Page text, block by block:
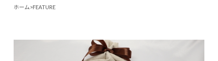
ホーム>FEATURE